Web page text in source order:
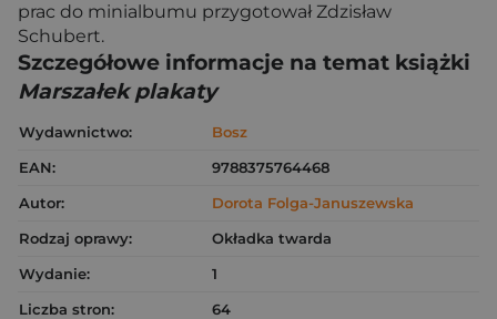
prac do minialbumu przygotował Zdzisław
Schubert.
Szczegółowe informacje na temat książki
Marszałek plakaty
Wydawnictwo:
Bosz
EAN:
9788375764468
Autor:
Dorota Folga-Januszewska
Rodzaj oprawy:
Okładka twarda
Wydanie:
1
Liczba stron:
64